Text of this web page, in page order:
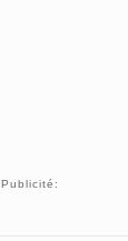
Publicité: